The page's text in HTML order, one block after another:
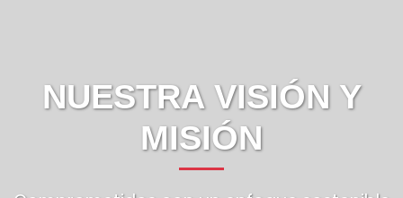
en las inversiones de nuestros clientes.
Misión
Somos un equipo profesional multidisciplinario de
amplia experiencia, enfocados en ofrecer a